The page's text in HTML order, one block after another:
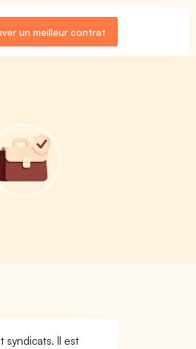
un meilleur contrat
syndicats. Il est